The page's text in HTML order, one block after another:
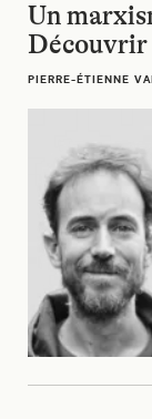
Un
Découvrir
PIERRE-ÉTIENNE